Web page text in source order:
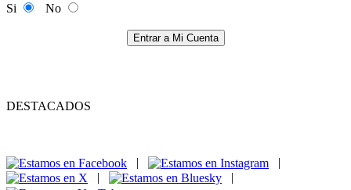
Si
No
Entrar a Mi Cuenta
DESTACADOS
|
|
|
|